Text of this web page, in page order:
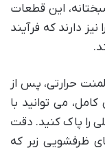
این قطعات
دارند که فرآیند
حرارتی، پس از
می توانید با
را پاک کنید. دقت
ظرفشویی زبر که